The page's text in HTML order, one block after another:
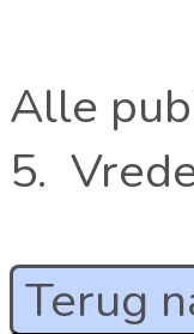
Alle
5.
Terug